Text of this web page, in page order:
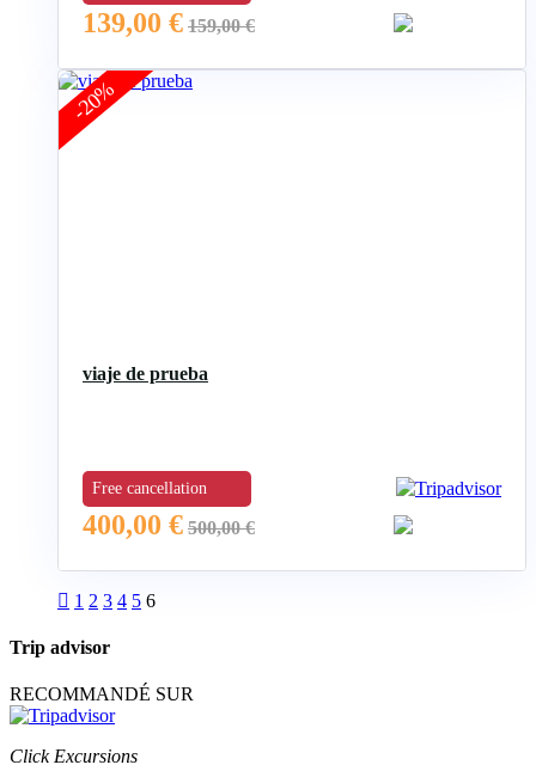
139,00 € 159,00€
-20%
viaje de prueba
Free cancellation
400,00 € 500,00€
1 2 3 4 5 6
Trip advisor
RECOMMANDÉ SUR
Click Excursions